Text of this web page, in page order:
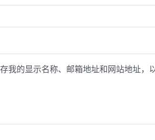
我的显示名称、邮箱地址和网站地址，